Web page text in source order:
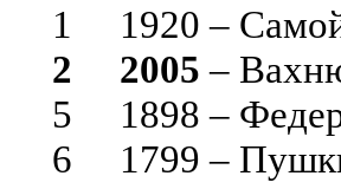
1 1920 –
2 2005 –
5 1898 –
6 1799 –